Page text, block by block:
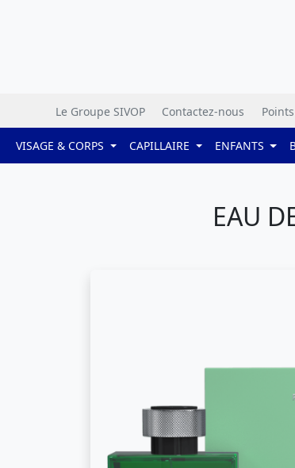
Le Groupe SIVOP Contactez-nous
VISAGE & CORPS CAPILLAIRE ENFANTS
EAU